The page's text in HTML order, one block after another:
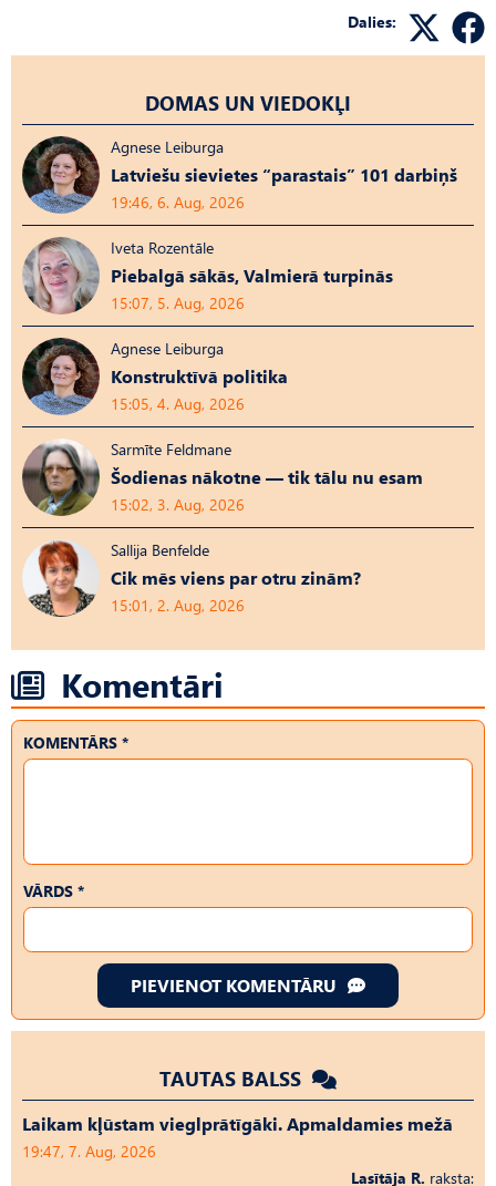
Dalies:
DOMAS UN VIEDOKĻI
Agnese Leiburga
Latviešu sievietes “parastais” 101 darbiņš
19:46, 6. Aug, 2026
Iveta Rozentāle
Piebalgā sākās, Valmierā turpinās
15:07, 5. Aug, 2026
Agnese Leiburga
Konstruktīvā politika
15:05, 4. Aug, 2026
Sarmīte Feldmane
Šodienas nākotne — tik tālu nu esam
15:02, 3. Aug, 2026
Sallija Benfelde
Cik mēs viens par otru zinām?
15:01, 2. Aug, 2026
Komentāri
KOMENTĀRS *
VĀRDS *
PIEVIENOT KOMENTĀRU
TAUTAS BALSS
Laikam kļūstam vieglprātīgāki. Apmaldamies mežā
19:47, 7. Aug, 2026
Lasītāja R. raksta: